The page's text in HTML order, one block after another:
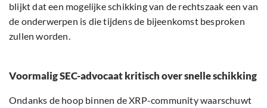
blijkt dat een mogelijke schikking van de rechtszaak een van
de onderwerpen is die tijdens de bijeenkomst besproken
zullen worden.
Voormalig SEC-advocaat kritisch over snelle schikking
Ondanks de hoop binnen de XRP-community waarschuwt